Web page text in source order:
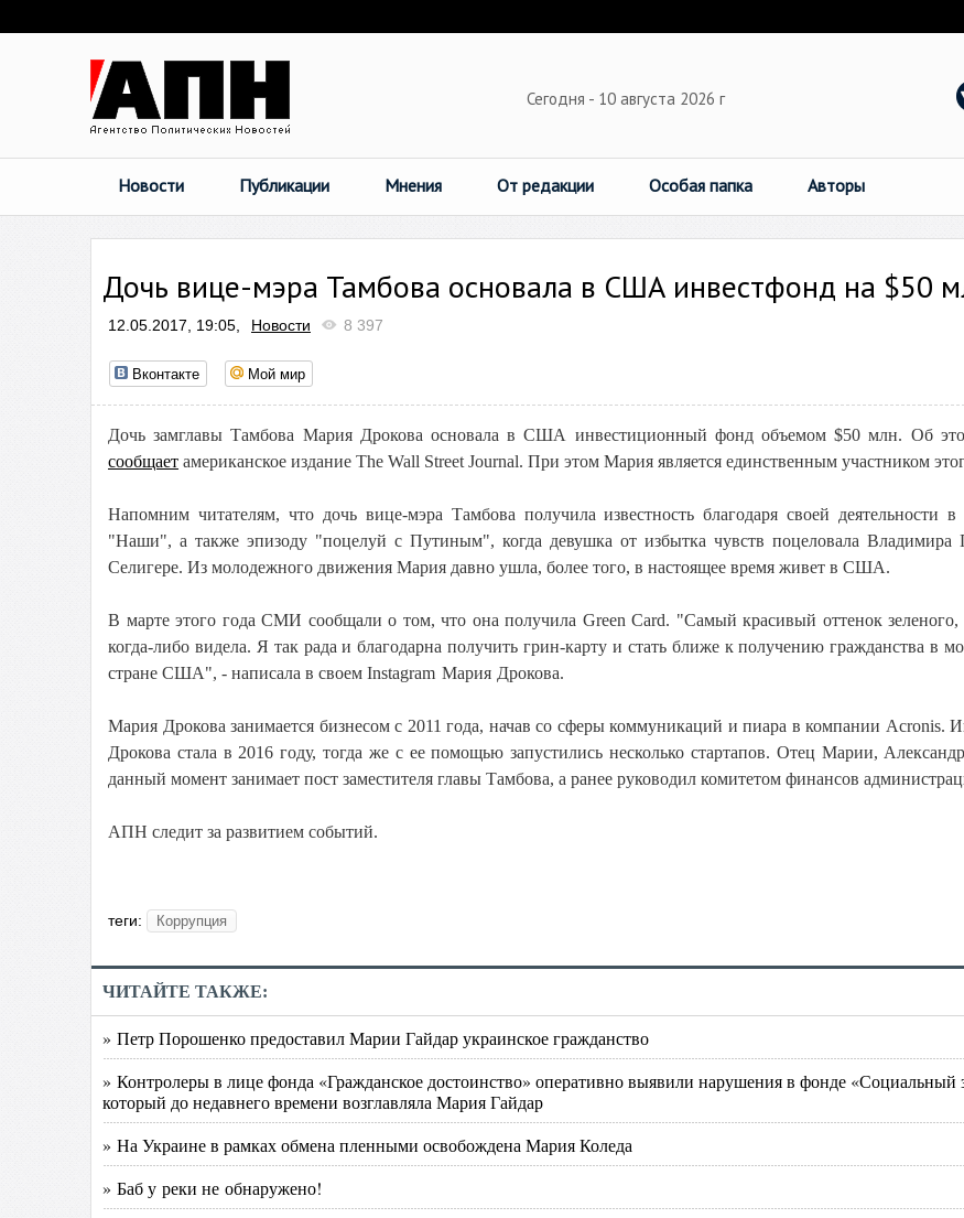
Сегодня - 10 августа 2026 г
Новости Публикации Мнения От редакции Особая папка Авторы
Дочь вице-мэра Тамбова основала в США инвестфонд на $50
12.05.2017, 19:05, Новости 8 397
Вконтакте Мой мир
Дочь замглавы Тамбова Мария Дрокова основала в США инвестиционный фонд объемом $50 млн. Об
сообщает американское издание The Wall Street Journal. При этом Мария является единственным участником
Напомним читателям, что дочь вице-мэра Тамбова получила известность благодаря своей деятельности
"Наши", а также эпизоду "поцелуй с Путиным", когда девушка от избытка чувств поцеловала Владимира
Селигере. Из молодежного движения Мария давно ушла, более того, в настоящее время живет в США.
В марте этого года СМИ сообщали о том, что она получила Green Card. "Самый красивый оттенок зеленого,
когда-либо видела. Я так рада и благодарна получить грин-карту и стать ближе к получению гражданства в
стране США", - написала в своем Instagram Мария Дрокова.
Мария Дрокова занимается бизнесом с 2011 года, начав со сферы коммуникаций и пиара в компании Acronis.
Дрокова стала в 2016 году, тогда же с ее помощью запустились несколько стартапов. Отец Марии,
данный момент занимает пост заместителя главы Тамбова, а ранее руководил комитетом финансов
АПН следит за развитием событий.
теги: Коррупция
ЧИТАЙТЕ ТАКЖЕ:
» Петр Порошенко предоставил Марии Гайдар украинское гражданство
» Контролеры в лице фонда «Гражданское достоинство» оперативно выявили нарушения в фонде «Социальный
который до недавнего времени возглавляла Мария Гайдар
» На Украине в рамках обмена пленными освобождена Мария Коледа
» Баб у реки не обнаружено!